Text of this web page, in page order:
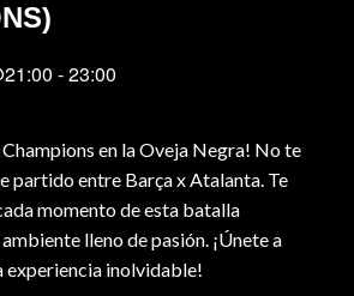
-23:00
Champions en la Oveja Negra! No te
partido entre Barça x Atalanta. Te
momento de esta batalla
lleno de pasión. ¡Únete a
experiencia inolvidable!